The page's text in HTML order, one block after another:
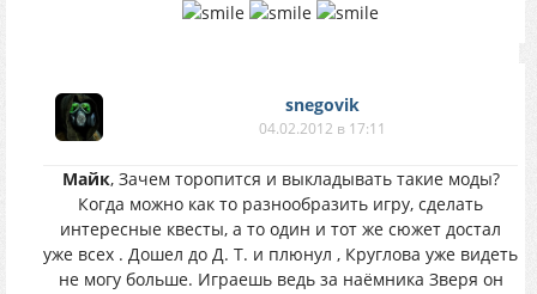
snegovik
04.02.2012 в 17:11
Майк, Зачем торопится и выкладывать такие моды?
Когда можно как то разнообразить игру, сделать
интересные квесты, а то один и тот же сюжет достал
уже всех . Дошел до Д. Т. и плюнул , Круглова уже видеть
не могу больше. Играешь ведь за наёмника Зверя он